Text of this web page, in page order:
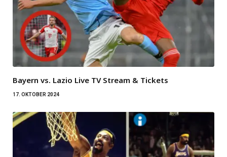
Bayern vs. Lazio Live TV Stream & Tickets
17. OKTOBER 2024